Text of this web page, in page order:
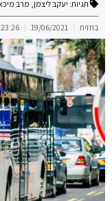
תגיות: יעקב ליצמן, מרב
בחזית 19/06/2021
23:26